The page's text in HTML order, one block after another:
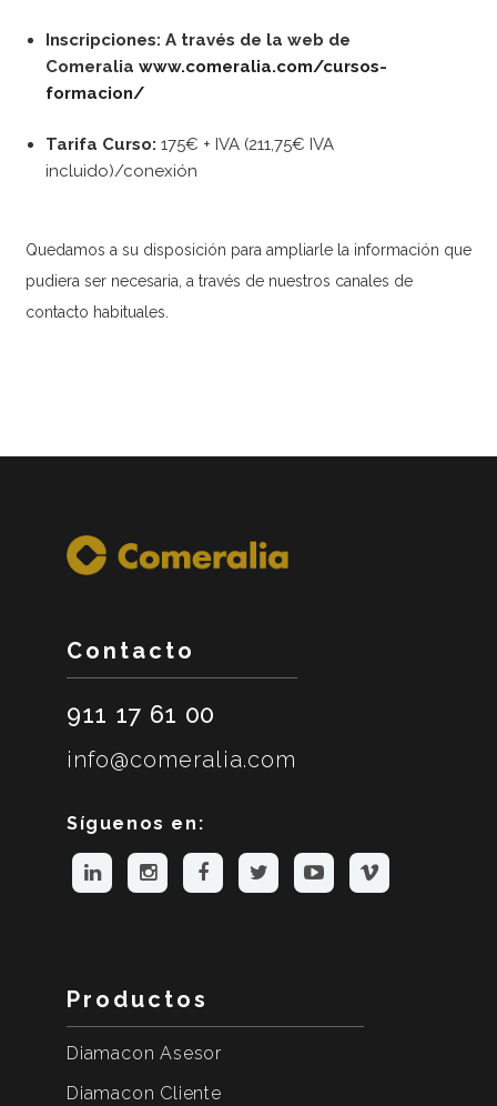
Inscripciones: A través de la web de
Comeralia www.comeralia.com/cursos-
formacion/
Tarifa Curso: 175€ + IVA (211,75€ IVA
incluido)/conexión
Quedamos a su disposición para ampliarle la información que
pudiera ser necesaria, a través de nuestros canales de
contacto habituales.
Contacto
911 17 61 00
info@comeralia.com
Síguenos en:
Productos
Diamacon Asesor
Diamacon Cliente